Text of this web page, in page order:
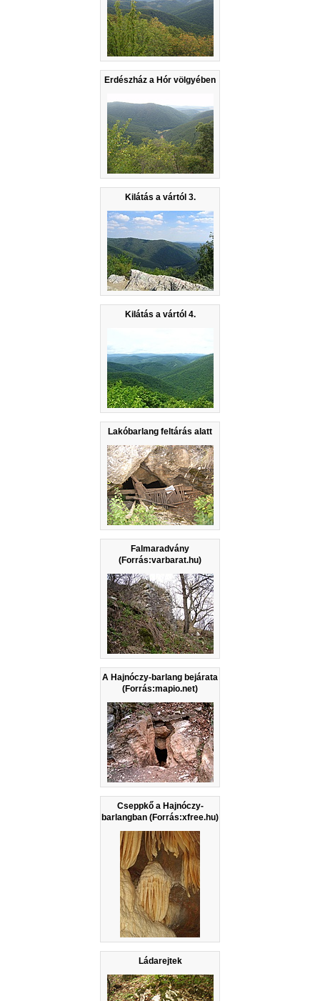
Erdészház a Hór völgyében
Kilátás a vártól 3.
Kilátás a vártól 4.
Lakóbarlang feltárás alatt
Falmaradvány
(Forrás:varbarat.hu)
A Hajnóczy-barlang bejárata
(Forrás:mapio.net)
Cseppkő a Hajnóczy-
barlangban (Forrás:xfree.hu)
Ládarejtek